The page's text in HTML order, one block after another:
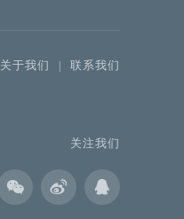
关于我们 联系我们
关注我们